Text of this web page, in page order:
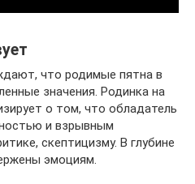
что родимые пятна в
значения. Родинка на
о том, что обладатель
и взрывным
скептицизму. В глубине
эмоциям.